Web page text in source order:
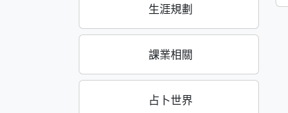
生涯規劃
課業相關
占卜世界